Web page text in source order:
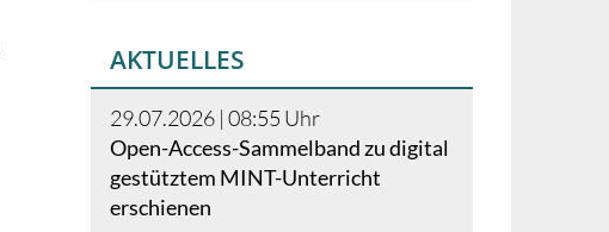
AKTUELLES
29.07.2026 | 08:55 Uhr
Open-Access-Sammelband zu digital
gestütztem MINT-Unterricht
erschienen